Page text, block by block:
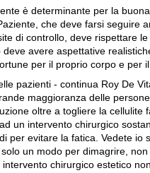
è determinante per la
che deve farsi seguire
di controllo, deve rispettare
avere aspettative
per il proprio corpo e per
pazienti - continua Roy De
maggioranza delle
oltre a togliere la cellulite
un intervento chirurgico
per evitare la fatica. Vedete io
solo un modo per dimagrire,
chirurgico estetico